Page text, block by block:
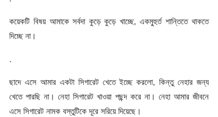
কয়েকটি বিষয় আমাকে সর্বদা কুড়ে কুড়ে খাচ্ছে, একমু্হুর্ত শান্তিতে থাকতে
দিচ্ছে না।
.
ছাদে এসে আমার একটা সিগারেট খেতে ইচ্ছে করলো, কিন্তু নেহার জন্য
খেতে পারছি না। নেহা সিগারেট খাওয়া পছন্দ করে না। নেহা আমার জীবনে
এসে সিগারেট নামক বস্তুটিকে দূরে সরিয়ে দিয়েছে।